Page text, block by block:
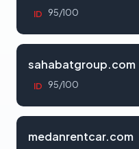
ID 95/100
sahabatgroup.com
ID 95/100
medanrentcar.com